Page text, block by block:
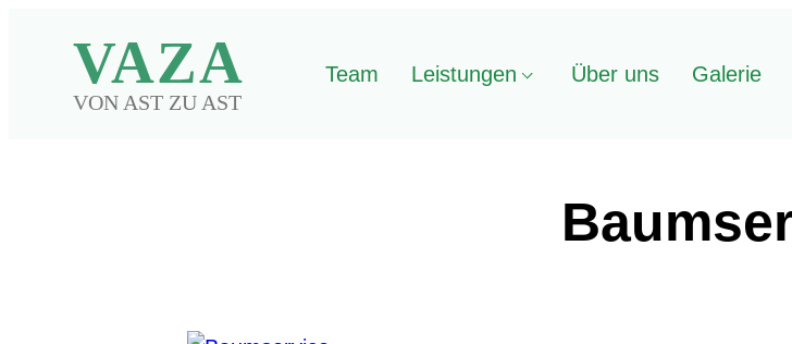
VAZA
VON AST ZU AST
Team Leistungen Über uns Galerie
zurück